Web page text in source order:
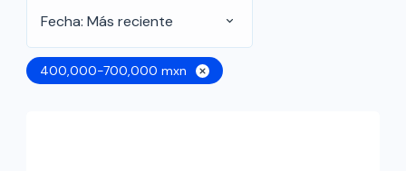
Fecha: Más reciente
400,000-700,000 mxn